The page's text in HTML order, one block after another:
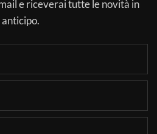
e riceverai tutte le novità in
anticipo.